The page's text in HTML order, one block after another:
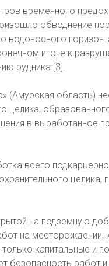
временного
обводнение
водоносного
итоге к
рудника [3].
(Амурская область)
целика,
в выработанное
всего
на подземную
на
только капитальные и
безопасность работ